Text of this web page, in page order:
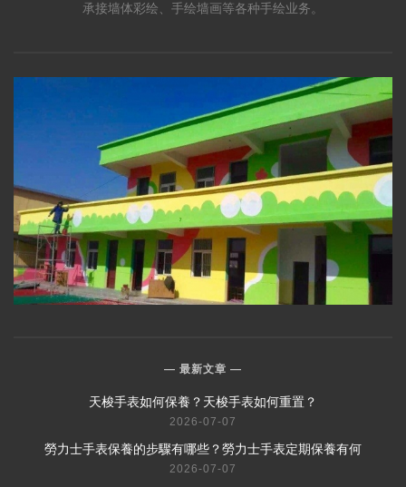
承接墙体彩绘、手绘墙画等各种手绘业务。
最新文章
​天梭手表如何保養？天梭手表如何重置？
2026-07-07
​勞力士手表保養的步驟有哪些？勞力士手表定期保養有何
2026-07-07